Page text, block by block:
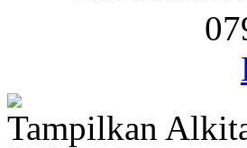
Tampilkan